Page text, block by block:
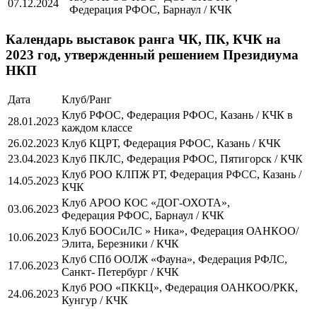
07.12.2024
Федерация РФОС, Барнаул / КЧК
Календарь выставок ранга ЧК, ПК, КЧК на
2023 год, утвержденный решением Президиума
НКП
Дата
Клуб/Ранг
28.01.2023
Клуб РФОС, Федерация РФОС, Казань / КЧК в
каждом классе
26.02.2023 Клуб КЦРТ, Федерация РФОС, Казань / КЧК
23.04.2023 Клуб ПКЛС, Федерация РФОС, Пятигорск / КЧК
14.05.2023
Клуб РОО КЛПЖ РТ, Федерация РФСС, Казань /
КЧК
03.06.2023
Клуб АРОО КОС «ДОГ-ОХОТА»,
Федерация РФОС, Барнаул / КЧК
10.06.2023
Клуб БООСиЛС » Ника», Федерация ОАНКОО/
Элита, Березники / КЧК
17.06.2023
Клуб СПб ООЛЖ «Фауна», Федерация РФЛС,
Санкт- Петербург / КЧК
24.06.2023
Клуб РОО «ПККЦ», Федерация ОАНКОО/РКК,
Кунгур / КЧК